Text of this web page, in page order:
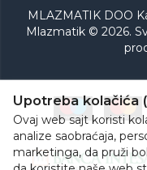
MLAZMATIK DOO
Mlazmatik © 2026.
Upotreba kolačića
Ovaj web sajt koristi
analize saobraćaja,
marketinga, da pruži